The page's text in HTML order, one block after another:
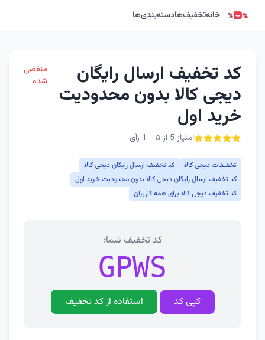
خانهتخفیف‌هادسته‌بندی‌ها
کد تخفیف ارسال رایگان
دیجی کالا بدون محدودیت
خرید اول
امتیاز 5 از ۵ - 1 رأی
منقضی
شده
تخفیفات دیجی کالا
کد تخفیف ارسال رایگان دیجی کالا
کد تخفیف ارسال رایگان دیجی کالا بدون محدودیت خرید اول
کد تخفیف دیجی کالا برای همه کاربران
کد تخفیف شما:
GPWS
کپی کد استفاده از کد تخفیف